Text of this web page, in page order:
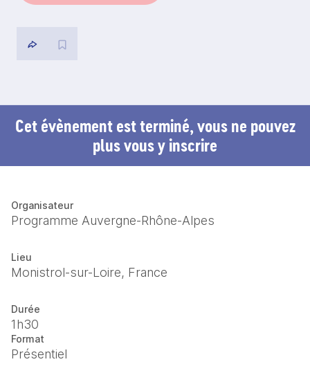
Cet évènement est terminé, vous ne pouvez
plus vous y inscrire
Organisateur
Programme Auvergne-Rhône-Alpes
Lieu
Monistrol-sur-Loire, France
Durée
1h30
Format
Présentiel